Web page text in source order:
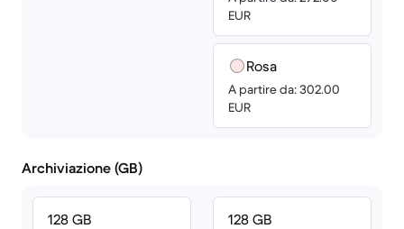
EUR
Rosa
A partire da: 302.00
EUR
Archiviazione (GB)
128 GB 128 GB